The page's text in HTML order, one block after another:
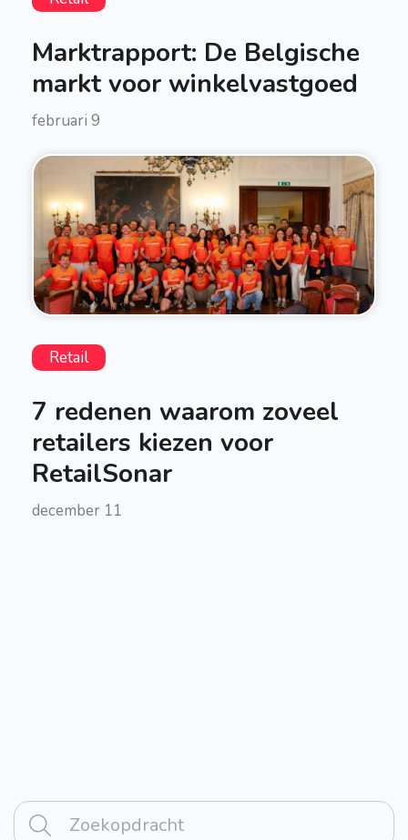
Marktrapport: De Belgische
markt voor winkelvastgoed
februari 9
Retail
7 redenen waarom zoveel
retailers kiezen voor
RetailSonar
december 11